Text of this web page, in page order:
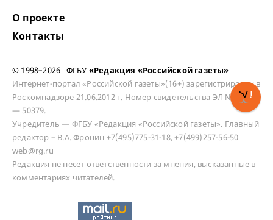
О проекте
Контакты
© 1998–2026 ФГБУ «Редакция «Российской газеты»
Интернет-портал «Российской газеты»(16+) зарегистрирован в
Роскомнадзоре 21.06.2012 г. Номер свидетельства ЭЛ № ФС 77
— 50379.
Учредитель — ФГБУ «Редакция «Российской газеты». Главный
редактор – В.А. Фронин +7(495)775-31-18, +7(499)257-56-50
web@rg.ru
Редакция не несет ответственности за мнения, высказанные в
комментариях читателей.